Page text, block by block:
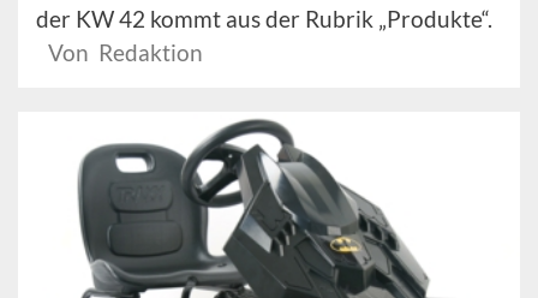
der KW 42 kommt aus der Rubrik „Produkte“.
Von Redaktion